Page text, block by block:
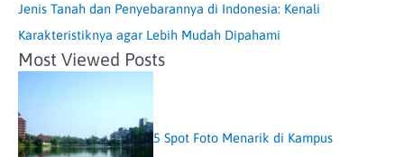
Jenis Tanah dan Penyebarannya di Indonesia: Kenali
Karakteristiknya agar Lebih Mudah Dipahami
Most Viewed Posts
5 Spot Foto Menarik di Kampus